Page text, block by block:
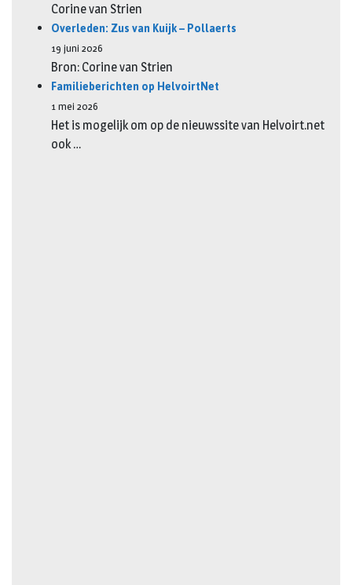
Corine van Strien
Overleden: Zus van Kuijk – Pollaerts
19 juni 2026
Bron: Corine van Strien
Familieberichten op HelvoirtNet
1 mei 2026
Het is mogelijk om op de nieuwssite van Helvoirt.net
ook …